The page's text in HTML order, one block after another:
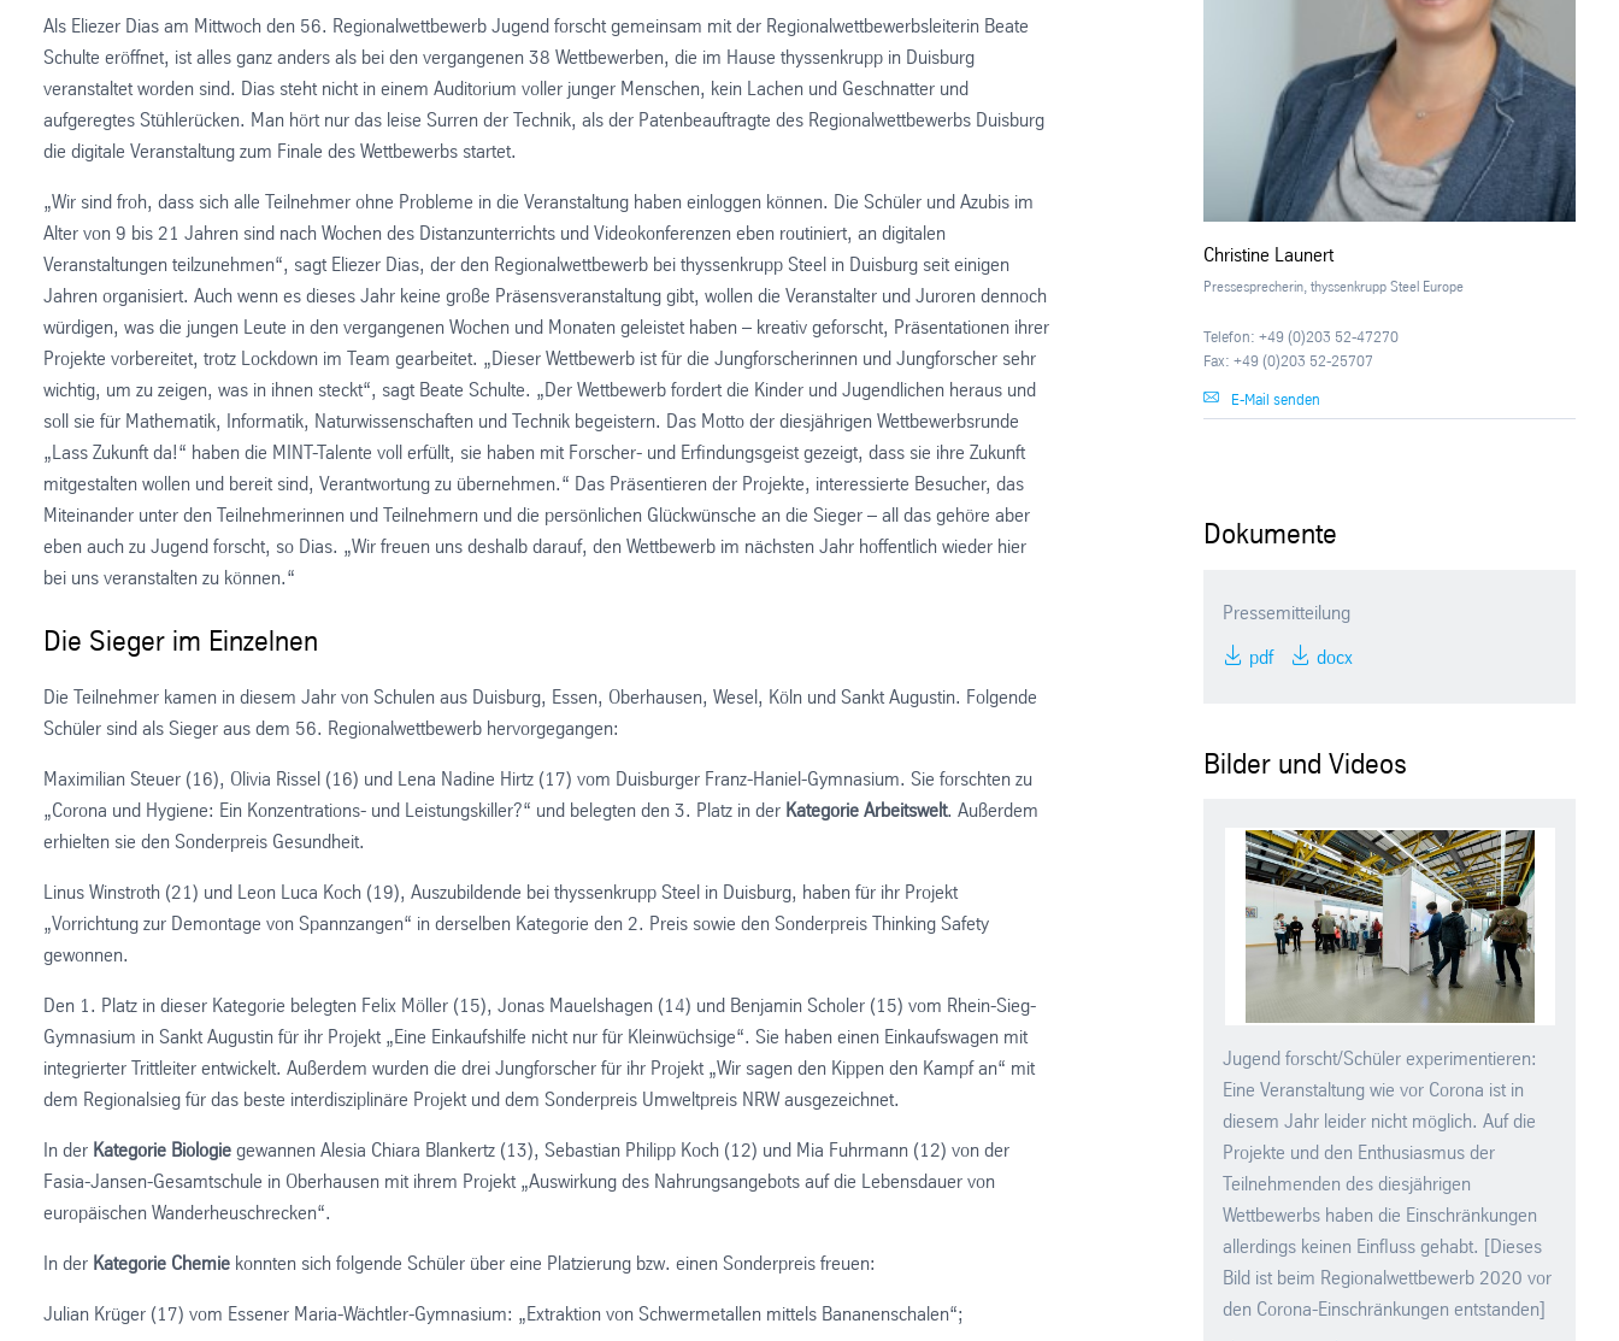
Als Eliezer Dias am Mittwoch den 56. Regionalwettbewerb Jugend forscht gemeinsam mit der Regionalwettbewerbsleiterin Beate
Schulte eröffnet, ist alles ganz anders als bei den vergangenen 38 Wettbewerben, die im Hause thyssenkrupp in Duisburg
veranstaltet worden sind. Dias steht nicht in einem Auditorium voller junger Menschen, kein Lachen und Geschnatter und
aufgeregtes Stühlerücken. Man hört nur das leise Surren der Technik, als der Patenbeauftragte des Regionalwettbewerbs Duisburg
die digitale Veranstaltung zum Finale des Wettbewerbs startet.
„Wir sind froh, dass sich alle Teilnehmer ohne Probleme in die Veranstaltung haben einloggen können. Die Schüler und Azubis im
Alter von 9 bis 21 Jahren sind nach Wochen des Distanzunterrichts und Videokonferenzen eben routiniert, an digitalen
Veranstaltungen teilzunehmen“, sagt Eliezer Dias, der den Regionalwettbewerb bei thyssenkrupp Steel in Duisburg seit einigen
Jahren organisiert. Auch wenn es dieses Jahr keine große Präsensveranstaltung gibt, wollen die Veranstalter und Juroren dennoch
würdigen, was die jungen Leute in den vergangenen Wochen und Monaten geleistet haben – kreativ geforscht, Präsentationen ihrer
Projekte vorbereitet, trotz Lockdown im Team gearbeitet. „Dieser Wettbewerb ist für die Jungforscherinnen und Jungforscher sehr
wichtig, um zu zeigen, was in ihnen steckt“, sagt Beate Schulte. „Der Wettbewerb fordert die Kinder und Jugendlichen heraus und
soll sie für Mathematik, Informatik, Naturwissenschaften und Technik begeistern. Das Motto der diesjährigen Wettbewerbsrunde
„Lass Zukunft da!“ haben die MINT-Talente voll erfüllt, sie haben mit Forscher- und Erfindungsgeist gezeigt, dass sie ihre Zukunft
mitgestalten wollen und bereit sind, Verantwortung zu übernehmen.“ Das Präsentieren der Projekte, interessierte Besucher, das
Miteinander unter den Teilnehmerinnen und Teilnehmern und die persönlichen Glückwünsche an die Sieger – all das gehöre aber
eben auch zu Jugend forscht, so Dias. „Wir freuen uns deshalb darauf, den Wettbewerb im nächsten Jahr hoffentlich wieder hier
bei uns veranstalten zu können.“
Die Sieger im Einzelnen
Die Teilnehmer kamen in diesem Jahr von Schulen aus Duisburg, Essen, Oberhausen, Wesel, Köln und Sankt Augustin. Folgende
Schüler sind als Sieger aus dem 56. Regionalwettbewerb hervorgegangen:
Maximilian Steuer (16), Olivia Rissel (16) und Lena Nadine Hirtz (17) vom Duisburger Franz-Haniel-Gymnasium. Sie forschten zu
„Corona und Hygiene: Ein Konzentrations- und Leistungskiller?“ und belegten den 3. Platz in der Kategorie Arbeitswelt. Außerdem
erhielten sie den Sonderpreis Gesundheit.
Linus Winstroth (21) und Leon Luca Koch (19), Auszubildende bei thyssenkrupp Steel in Duisburg, haben für ihr Projekt
„Vorrichtung zur Demontage von Spannzangen“ in derselben Kategorie den 2. Preis sowie den Sonderpreis Thinking Safety
gewonnen.
Den 1. Platz in dieser Kategorie belegten Felix Möller (15), Jonas Mauelshagen (14) und Benjamin Scholer (15) vom Rhein-Sieg-
Gymnasium in Sankt Augustin für ihr Projekt „Eine Einkaufshilfe nicht nur für Kleinwüchsige“. Sie haben einen Einkaufswagen mit
integrierter Trittleiter entwickelt. Außerdem wurden die drei Jungforscher für ihr Projekt „Wir sagen den Kippen den Kampf an“ mit
dem Regionalsieg für das beste interdisziplinäre Projekt und dem Sonderpreis Umweltpreis NRW ausgezeichnet.
In der Kategorie Biologie gewannen Alesia Chiara Blankertz (13), Sebastian Philipp Koch (12) und Mia Fuhrmann (12) von der
Fasia-Jansen-Gesamtschule in Oberhausen mit ihrem Projekt „Auswirkung des Nahrungsangebots auf die Lebensdauer von
europäischen Wanderheuschrecken“.
In der Kategorie Chemie konnten sich folgende Schüler über eine Platzierung bzw. einen Sonderpreis freuen:
Julian Krüger (17) vom Essener Maria-Wächtler-Gymnasium: „Extraktion von Schwermetallen mittels Bananenschalen“;
Christine Launert
Pressesprecherin, thyssenkrupp Steel Europe
Telefon: +49 (0)203 52-47270
Fax: +49 (0)203 52-25707
E-Mail senden
Dokumente
Pressemitteilung
pdf docx
Bilder und Videos
Jugend forscht/Schüler experimentieren:
Eine Veranstaltung wie vor Corona ist in
diesem Jahr leider nicht möglich. Auf die
Projekte und den Enthusiasmus der
Teilnehmenden des diesjährigen
Wettbewerbs haben die Einschränkungen
allerdings keinen Einfluss gehabt. [Dieses
Bild ist beim Regionalwettbewerb 2020 vor
den Corona-Einschränkungen entstanden]